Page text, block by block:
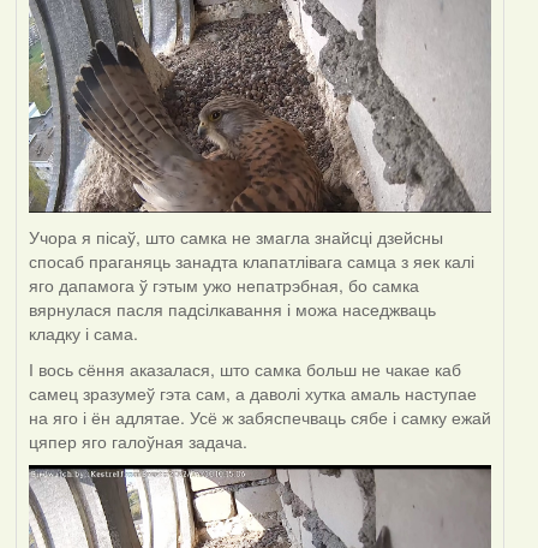
Учора я пісаў, што самка не змагла знайсці дзейсны
спосаб праганяць занадта клапатлівага самца з яек калі
яго дапамога ў гэтым ужо непатрэбная, бо самка
вярнулася пасля падсілкавання і можа наседжваць
кладку і сама.
І вось сёння аказалася, што самка больш не чакае каб
самец зразумеў гэта сам, а даволі хутка амаль наступае
на яго і ён адлятае. Усё ж забяспечваць сябе і самку ежай
цяпер яго галоўная задача.